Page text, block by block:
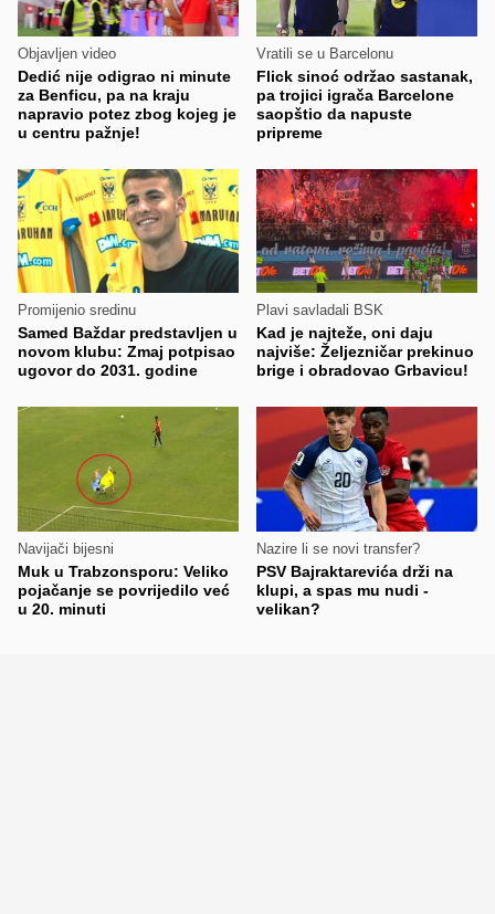
Objavljen video
Dedić nije odigrao ni minute
za Benficu, pa na kraju
napravio potez zbog kojeg je
u centru pažnje!
Vratili se u Barcelonu
Flick sinoć održao sastanak,
pa trojici igrača Barcelone
saopštio da napuste
pripreme
Promijenio sredinu
Samed Baždar predstavljen u
novom klubu: Zmaj potpisao
ugovor do 2031. godine
Plavi savladali BSK
Kad je najteže, oni daju
najviše: Željezničar prekinuo
brige i obradovao Grbavicu!
Navijači bijesni
Muk u Trabzonsporu: Veliko
pojačanje se povrijedilo već
u 20. minuti
Nazire li se novi transfer?
PSV Bajraktarevića drži na
klupi, a spas mu nudi -
velikan?